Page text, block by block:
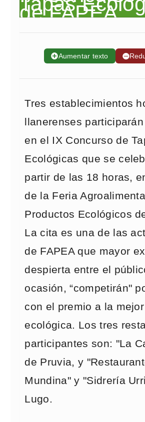
➕Aumentar texto ➖
Tres establecimientos
llanerenses
en el IX Concurso de
Ecológicas que se
partir de las 18 horas,
de la Feria
Productos Ecológicos
La cita es una de las
de FAPEA que mayor
despierta entre el
ocasión, “competirán"
con el premio a la
ecológica. Los tres
participantes son: "La
de Pruvia, y
Mundina" y "Sidrería
Lugo.